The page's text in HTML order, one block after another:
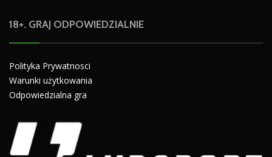
18+. GRAJ ODPOWIEDZIALNIE
Polityka Prywatnosci
Warunki użytkowania
Odpowiedzialna gra